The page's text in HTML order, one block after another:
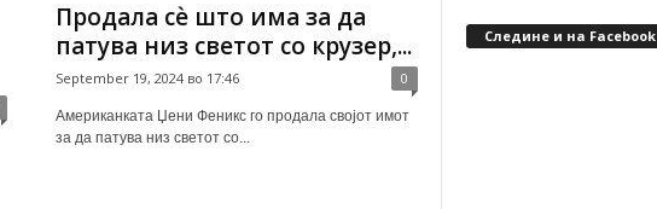
Продала сѐ што има за да
патува низ светот со крузер,...
September 19, 2024 во 17:46 0
Американката Џени Феникс го продала својот имот
за да патува низ светот со...
Следине и на Facebook